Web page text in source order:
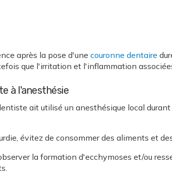
après la pose d'une couronne dentaire
que l'irritation et l'inflammation
à l'anesthésie
ait utilisé un anesthésique local
évitez de consommer des aliments et
la formation d'ecchymoses et/ou